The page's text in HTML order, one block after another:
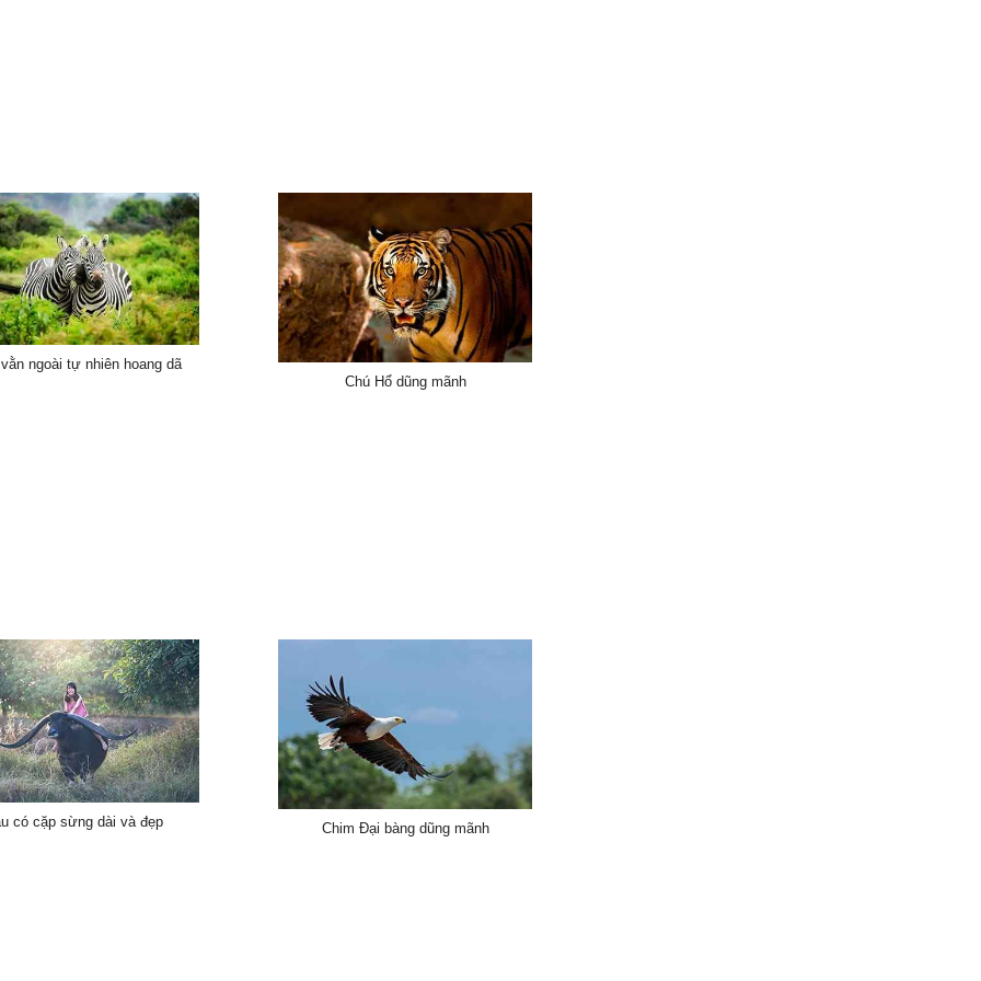
ngoài tự nhiên hoang dã
Chú Hổ dũng mãnh
có cặp sừng dài và đẹp Chim Đại bàng dũng mãnh